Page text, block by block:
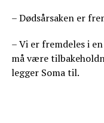
– Dødsårsaken er
– Vi er fremdeles i
må være
legger Soma til.